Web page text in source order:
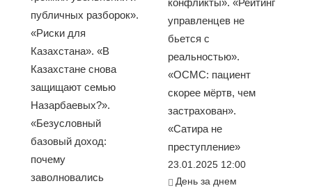
публичных разборок».
«Риски для
Казахстана». «В
Казахстане снова
защищают семью
Назарбаевых?».
«Безусловный
базовый доход:
почему
заволновались
конфликты». «Рейтинг
управленцев не
бьется с
реальностью».
«ОСМС: пациент
скорее мёртв, чем
застрахован».
«Сатира не
преступление»
23.01.2025 12:00
День за днем